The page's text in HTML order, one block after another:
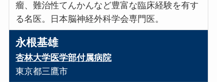
瘤、難治性てんかんなど豊富な臨床経験を有す
る名医。日本脳神経外科学会専門医。
永根基雄
杏林大学医学部付属病院
東京都三鷹市